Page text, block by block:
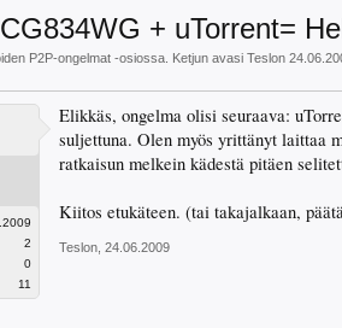
+ uTorrent=
P2P-ongelmat -osiossa. Ketjun avasi Teslon
2
0
11
Elikkäs, ongelma olisi seuraava:
suljettuna. Olen myös yrittänyt laittaa
ratkaisun melkein kädestä pitäen
Kiitos etukäteen. (tai takajalkaan,
Teslon 24.06.2009